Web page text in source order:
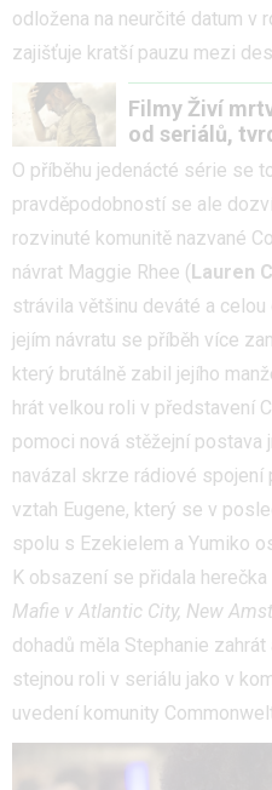
odložena na neurčité datum v
zajišťuje kratší pauzu mezi
Filmy Živí
od seriálů,
O příběhu jedenácté série se
pravděpodobností se ale
rozvinuté komunitě nazvané
návrat Maggie Rhee ( Lauren
strávila většinu deváté a
jejím návratu se příběh více
který brutálně zabil jejího
hrát velkou roli v představení
pomoci nová stěžejní postava
navázal skrze rádiové spojení
vztah Eugene, který se v
spolu s Ezekielem a Yumiko
K obsazení se přidala herečka
Mafie v Atlantic City, New
dohadů měla Stephanie
stejnou roli v seriálu jako v
uvedení komunity